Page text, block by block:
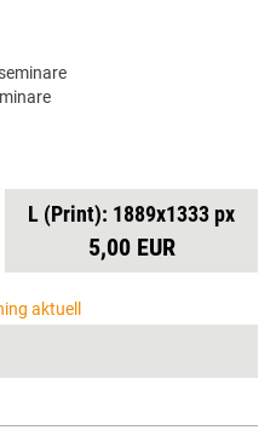
L (Print): 1889x1333 px
5,00 EUR
aktuell